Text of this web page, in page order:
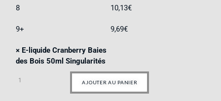
8 10,13€
9+ 9,69€
× E-liquide Cranberry Baies
des Bois 50ml Singularités
AJOUTER AU PANIER